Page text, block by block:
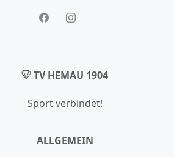
TV HEMAU 1904
Sport verbindet!
ALLGEMEIN